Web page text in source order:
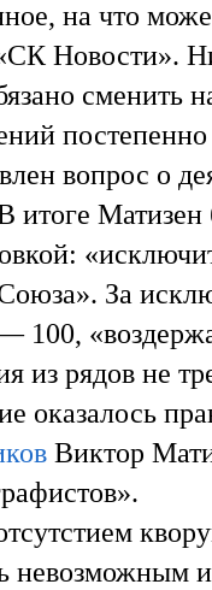
на что
Новости».
сменить
вопрос о
итоге
За
100,
из рядов не
оказалось
Виктор
невозможным